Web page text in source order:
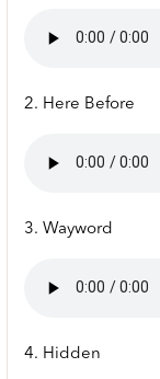
2. Here Before
3. Wayword
4. Hidden